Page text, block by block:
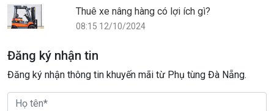
Thuê xe nâng hàng có lợi ích gì?
08:15 12/10/2024
Đăng ký nhận tin
Đăng ký nhận thông tin khuyến mãi từ Phụ tùng Đà Nẵng.